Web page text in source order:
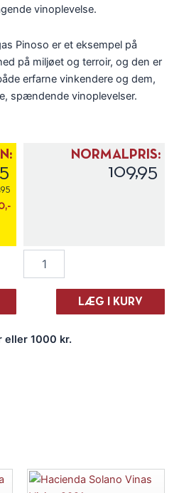
vinoplevelse.
Pinoso er et eksempel på
på miljøet og terroir, og den er
erfarne vinkendere og dem,
spændende vinoplevelser.
NORMALPRIS:
109,95
Pinoso
LÆG I KURV
eller 1000 kr.